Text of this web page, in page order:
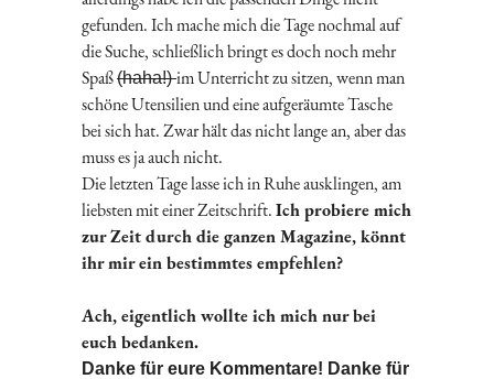
gefunden. Ich mache mich die Tage nochmal auf
die Suche, schließlich bringt es doch noch mehr
Spaß(haha!)im Unterricht zu sitzen, wenn man
schöne Utensilien und eine aufgeräumte Tasche
bei sich hat. Zwar hält das nicht lange an, aber das
muss es ja auch nicht.
Die letzten Tage lasse ich in Ruhe ausklingen, am
liebsten mit einer Zeitschrift.Ich probiere mich
zur Zeit durch die ganzen Magazine, könnt
ihr mir ein bestimmtes empfehlen?
Ach, eigentlich wollte ich mich nur bei
euch bedanken.
Danke für eure Kommentare! Danke für